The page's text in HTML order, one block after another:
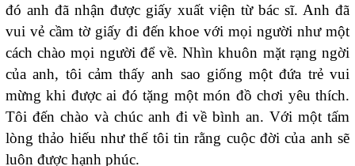
đó anh đã nhận được giấy xuất viện từ bác sĩ. Anh đã
vui vẻ cầm tờ giấy đi đến khoe với mọi người như một
cách chào mọi người để về. Nhìn khuôn mặt rạng ngời
của anh, tôi cảm thấy anh sao giống một đứa trẻ vui
mừng khi được ai đó tặng một món đồ chơi yêu thích.
Tôi đến chào và chúc anh đi về bình an. Với một tấm
lòng thảo hiếu như thế tôi tin rằng cuộc đời của anh sẽ
luôn được hạnh phúc.